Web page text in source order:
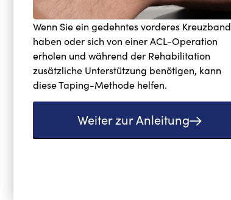
Wenn Sie ein gedehntes vorderes Kreuzband
haben oder sich von einer ACL-Operation
erholen und während der Rehabilitation
zusätzliche Unterstützung benötigen, kann
diese Taping-Methode helfen.
Weiter zur Anleitung